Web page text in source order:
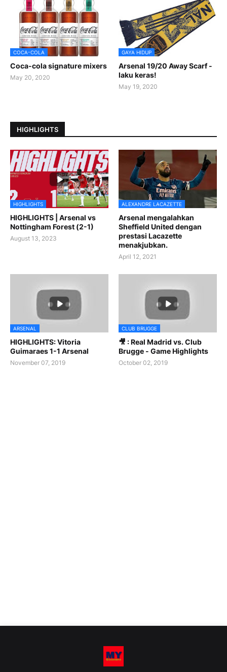
COCA-COLA
Coca-cola signature mixers
May 20, 2020
GAYA HIDUP
Arsenal 19/20 Away Scarf -
laku keras!
May 19, 2020
HIGHLIGHTS
HIGHLIGHTS
HIGHLIGHTS | Arsenal vs
Nottingham Forest (2-1)
August 13, 2023
ALEXANDRE LACAZETTE
Arsenal mengalahkan
Sheffield United dengan
prestasi Lacazette
menakjubkan.
April 12, 2021
ARSENAL
HIGHLIGHTS: Vitoria
Guimaraes 1-1 Arsenal
November 07, 2019
CLUB BRUGGE
🎥 : Real Madrid vs. Club
Brugge - Game Highlights
October 02, 2019